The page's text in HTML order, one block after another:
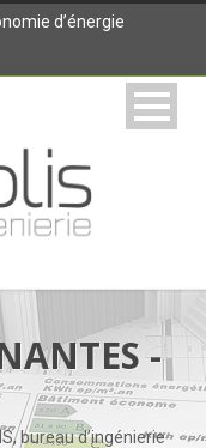
d’énergie
-
bureau d’ingénierie